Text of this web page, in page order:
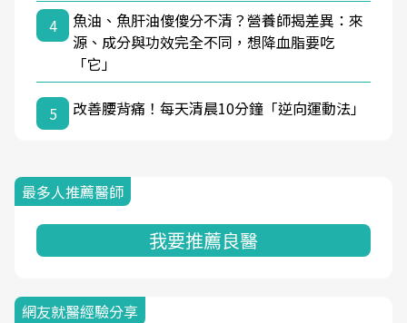
4
魚油、魚肝油傻傻分不清？營養師揭差異：來
源、成分與功效完全不同，想降血脂要吃
「它」
5 改善腰背痛！每天清晨10分鐘「逆向運動法」
最多人推薦醫師
我要推薦良醫
網友就醫經驗分享